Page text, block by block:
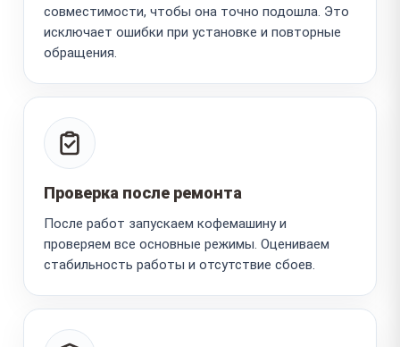
совместимости, чтобы она точно подошла. Это
исключает ошибки при установке и повторные
обращения.
Проверка после ремонта
После работ запускаем кофемашину и
проверяем все основные режимы. Оцениваем
стабильность работы и отсутствие сбоев.